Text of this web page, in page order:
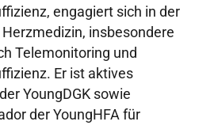
engagiert sich in der
insbesondere
Telemonitoring und
Er ist aktives
YoungDGK sowie
der YoungHFA für